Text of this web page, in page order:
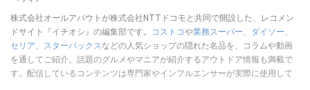
株式会社オールアバウトが株式会社NTTドコモと共同で開設した、レコメン
ドサイト『イチオシ』の編集部です。
コストコや業務スーパー、 ダイソー、
セリア、 スターバックスなどの人気ショップの隠れた名品を、コラムや動画
を通してご紹介。話題のグルメやマニアが紹介するアウトドア情報も満載で
す。配信しているコンテンツは専門家やインフルエンサーが実際に使用して